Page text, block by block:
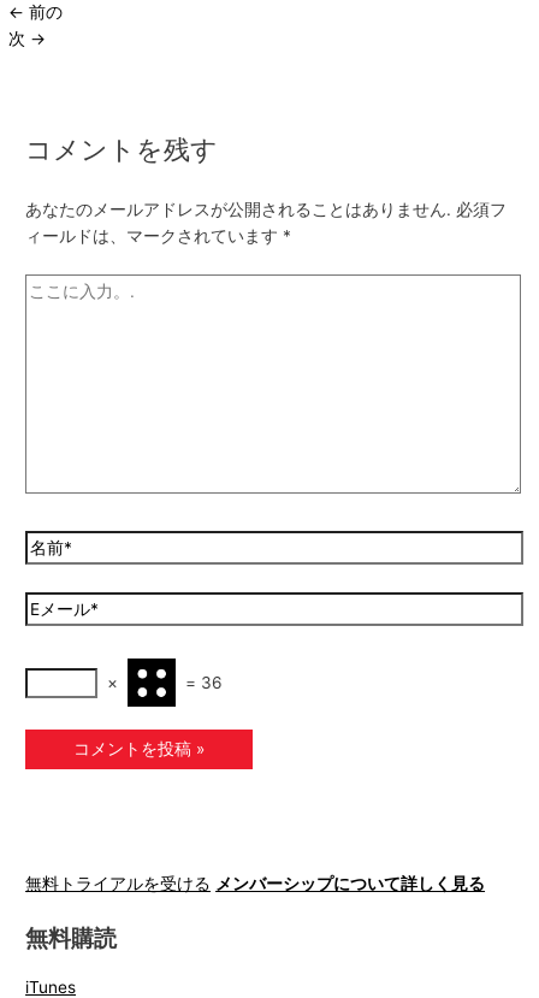
← 前の
次 →
コメントを残す
あなたのメールアドレスが公開されることはありません. 必須フ
ィールドは、マークされています *
× = 36
無料トライアルを受ける メンバーシップについて詳しく見る
無料購読
iTunes